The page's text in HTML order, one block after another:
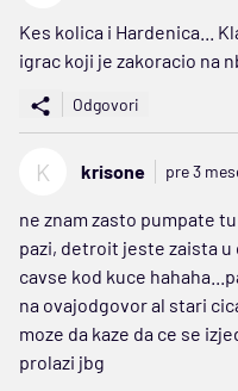
Kes kolica i Hardenica...
igrac koji je zakoracio na
Odgovori
K krisone pre 3
ne znam zasto pumpate
pazi, detroit jeste zaista
cavse kod kuce
na ovajodgovor al stari
moze da kaze da ce se
prolazi jbg